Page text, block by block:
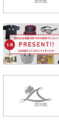
三輪予報士
小川予報士
上條将美